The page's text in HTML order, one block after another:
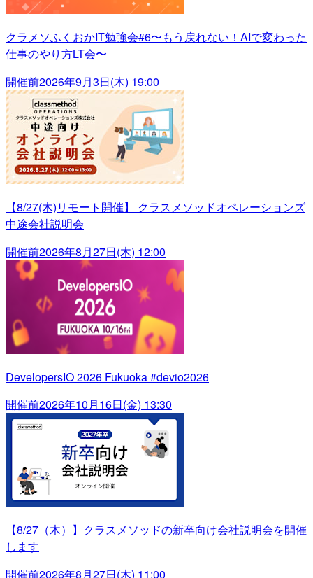
クラメソふくおかIT勉強会#6〜もう戻れない！AIで変わった
仕事のやり方LT会〜
開催前2026年9月3日(木) 19:00
【8/27(木)リモート開催】 クラスメソッドオペレーションズ
中途会社説明会
開催前2026年8月27日(木) 12:00
DevelopersIO 2026 Fukuoka #devio2026
開催前2026年10月16日(金) 13:30
【8/27（木）】クラスメソッドの新卒向け会社説明会を開催
します
開催前2026年8月27日(木) 11:00